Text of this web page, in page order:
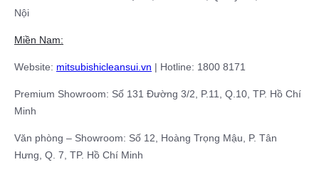
Nội
Miền Nam:
Website: mitsubishicleansui.vn | Hotline: 1800 8171
Premium Showroom: Số 131 Đường 3/2, P.11, Q.10, TP. Hồ Chí
Minh
Văn phòng – Showroom: Số 12, Hoàng Trọng Mậu, P. Tân
Hưng, Q. 7, TP. Hồ Chí Minh